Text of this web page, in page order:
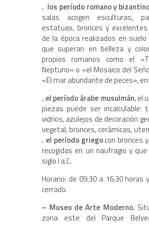
. los período romano y
salas acogen esculturas,
estatuas, bronces y
de la época realizados en
que superan en belleza y
propios romanos como el
Neptuno» o «el Mosaico del
«El mar abundante de peces»,
. el período árabe musulmán, el
piezas puede ser incalculable:
vidrios, azulejos de decoración
vegetal, bronces, cerámicas,
. el período griegocon bronces
recogidas en un naufragio y
siglo I a.C.
Horario: de 09.30 a 16.30 horas
cerrado.
– Museo de Arte Moderno.
zona este del Parque